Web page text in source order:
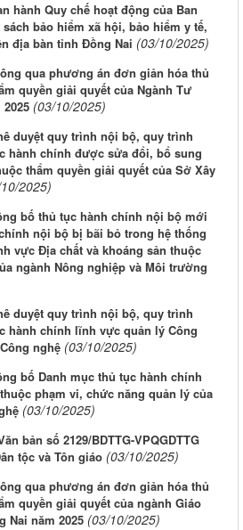
hành Quy chế hoạt động của Ban
bảo hiểm xã hội, bảo hiểm y tế,
địa bàn tỉnh Đồng Nai (03/10/2025)
qua phương án đơn giản hóa thủ
quyền giải quyết của Ngành Tư
(03/10/2025)
duyệt quy trình nội bộ, quy trình
hành chính được sửa đổi, bổ sung
thẩm quyền giải quyết của Sở Xây
2025)
bố thủ tục hành chính nội bộ mới
nội bộ bị bãi bỏ trong hệ thống
vực Địa chất và khoáng sản thuộc
ngành Nông nghiệp và Môi trường
duyệt quy trình nội bộ, quy trình
hành chính lĩnh vực quản lý Công
nghệ (03/10/2025)
bố Danh mục thủ tục hành chính
phạm vi, chức năng quản lý của
(03/10/2025)
bản số 2129/BDTTG-VPQGDTTG
tộc và Tôn giáo (03/10/2025)
qua phương án đơn giản hóa thủ
quyền giải quyết của ngành Giáo
Nai năm 2025 (03/10/2025)